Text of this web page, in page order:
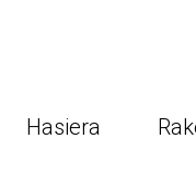
Hasiera (actual)